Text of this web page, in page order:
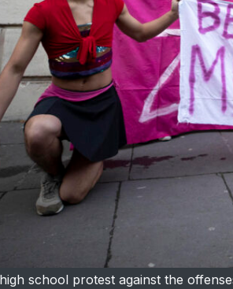
school protest against the